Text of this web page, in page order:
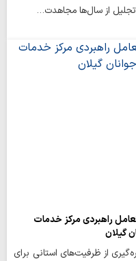
از سال‌ها مجاهدت…
راهبردی مرکز خدمات
گیلان
از ظرفیت‌های استانی برای